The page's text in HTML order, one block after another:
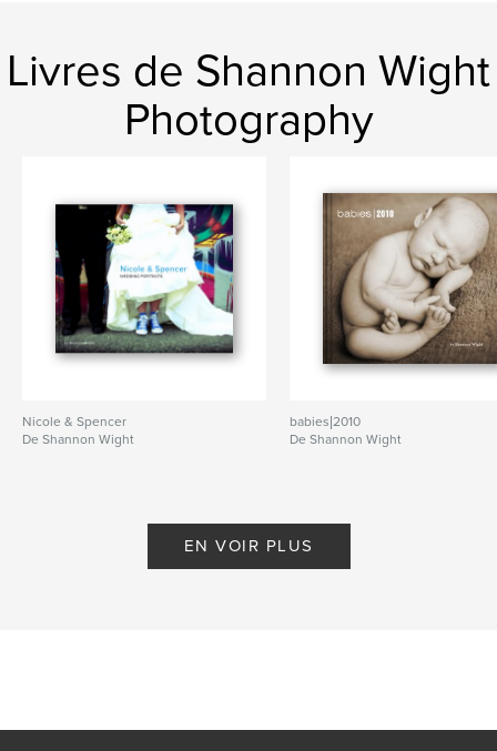
Livres de Shannon Wight
Photography
Nicole & Spencer
De Shannon Wight
babies|2010
De Shannon Wight
EN VOIR PLUS